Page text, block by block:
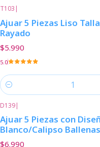
T103 |
Ajuar 5 Piezas Liso
Rayado
$5.990
5.0
Cantidad
D139|
Ajuar 5 Piezas con
Blanco/Calipso Ballenas
$6.990